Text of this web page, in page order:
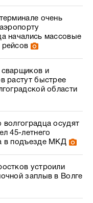
очень
начались массовые
и
растут быстрее
области
волгоградца осудят
45-летнего
в подъезде МКД
устроили
заплыв в Волге